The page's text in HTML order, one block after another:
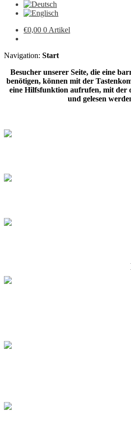
€0,00 0 Artikel
Navigation: Start
Besucher unserer Seite, die eine
benötigen, können mit der
eine Hilfsfunktion aufrufen, mit der
und gelesen